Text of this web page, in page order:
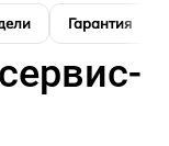
Гарантия